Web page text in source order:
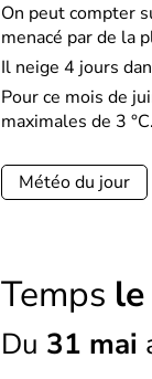
On peut compter
menacé par de la
Il neige 4 jours
Pour ce mois de
maximales de 3 °C.
Météo du jour
Temps
Du 31 mai